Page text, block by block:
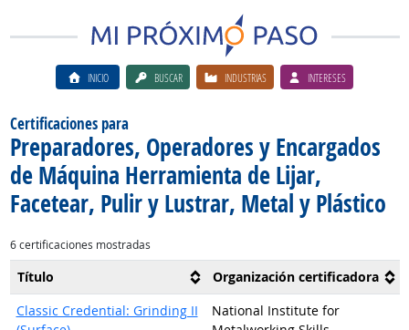
INICIO BUSCAR INDUSTRIAS INTERESES
Certificaciones para
Preparadores, Operadores y Encargados
de Máquina Herramienta de Lijar,
Facetear, Pulir y Lustrar, Metal y Plástico
6 certificaciones mostradas
Título
Organización certificadora
Classic Credential: Grinding II
National Institute for